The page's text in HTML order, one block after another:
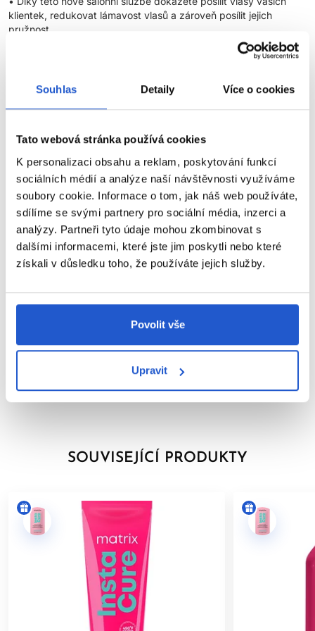
Souhlas Detaily Více o cookies
Tato webová stránka používá cookies
K personalizaci obsahu a reklam, poskytování funkcí
sociálních médií a analýze naší návštěvnosti využíváme
soubory cookie. Informace o tom, jak náš web používáte,
sdílíme se svými partnery pro sociální média, inzerci a
analýzy. Partneři tyto údaje mohou zkombinovat s
dalšími informacemi, které jste jim poskytli nebo které
získali v důsledku toho, že používáte jejich služby.
Povolit vše
Upravit
klientek, redukovat lámavost vlasů a zároveň posílit jejich
pružnost.
• Tato řada vlasové péče vyplňuje porézní místa a uhlazuje
dotek.
nabídky vašeho salonu!
Kondicionér proti lámavosti vlasů
Instacure kondicionér proti lámání obohacený o tekuté proteiny
vyživuje vlasy a pomáhá obnovit sílu, aby se snížilo lámání
suchých, křehkých a poškozených vlasů. Kombinace šamponu,
kondicionéru a spreje proti lámání vyplňuje póry a vytváří
Klíčové výhody:
Složení bez:
• Silikonů
Po Instacure šamponu naneste čtvrtinové množství
Hodnocení
SOUVISEJÍCÍ PRODUKTY